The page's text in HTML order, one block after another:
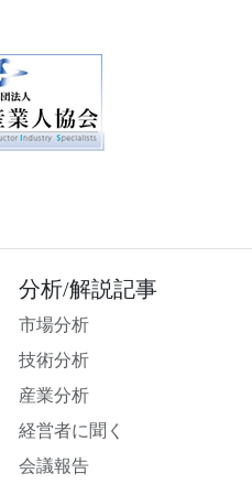
分析/解説記事
市場分析
技術分析
産業分析
経営者に聞く
会議報告